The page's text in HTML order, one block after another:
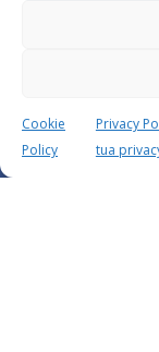
Cookie
Policy
Privacy
tua
Questo sito